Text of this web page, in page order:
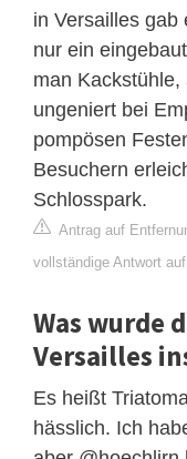
in Versailles gab
nur ein
man
ungeniert bei
pompösen
Besuchern
Schlosspark.
Antrag auf
vollständige Antwort
Was wurde
Versailles
Es heißt
hässlich. Ich